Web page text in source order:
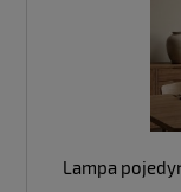
Lampa